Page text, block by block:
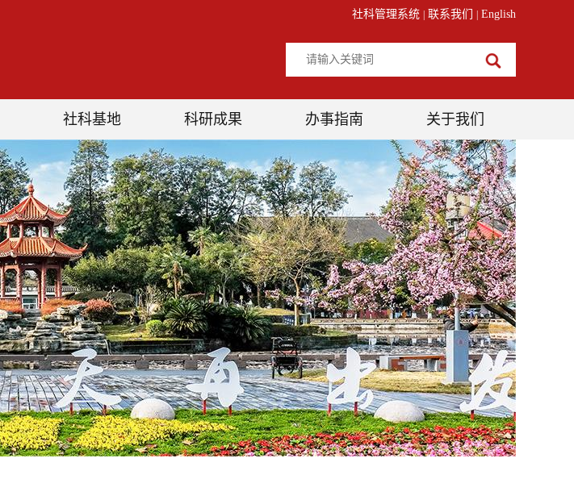
社科管理系统 联系我们 English
社科基地 科研成果 办事指南 关于我们